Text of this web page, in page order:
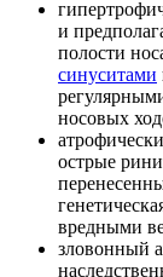
и
полости
синуситами
носовых
острые
вредными
зловонный